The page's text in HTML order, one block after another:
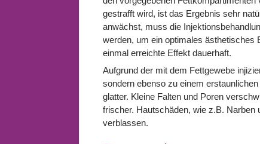
gestrafft wird, ist das Ergebnis sehr
anwächst, muss die
werden, um ein optimales ästhetisches
einmal erreichte Effekt dauerhaft.
Aufgrund der mit dem Fettgewebe
sondern ebenso zu einem
glatter. Kleine Falten und Poren
frischer. Hautschäden, wie z.B. Narben
verblassen.